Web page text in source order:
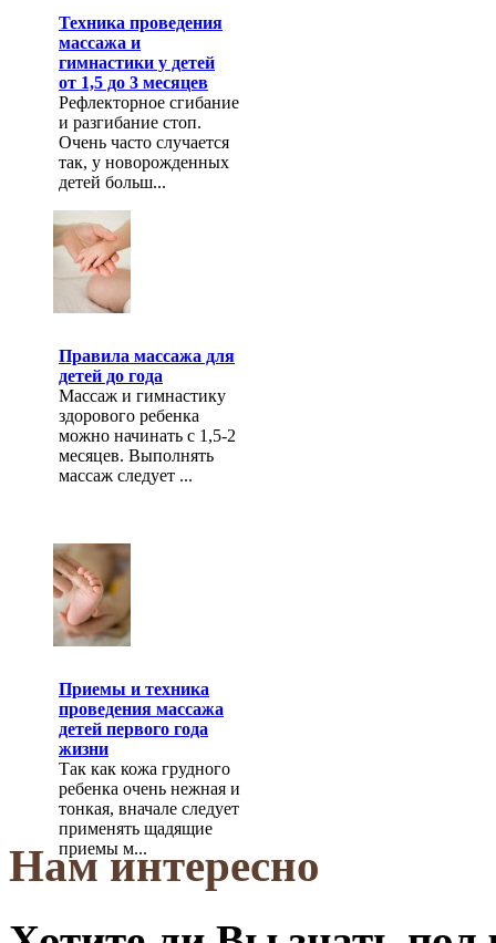
Техника проведения
массажа и
гимнастики у детей
от 1,5 до 3 месяцев
Рефлекторное сгибание
и разгибание стоп.
Очень часто случается
так, у новорожденных
детей больш...
Правила массажа для
детей до года
Массаж и гимнастику
здорового ребенка
можно начинать с 1,5-2
месяцев. Выполнять
массаж следует ...
Приемы и техника
проведения массажа
детей первого года
жизни
Так как кожа грудного
ребенка очень нежная и
тонкая, вначале следует
применять щадящие
приемы м...
Нам интересно